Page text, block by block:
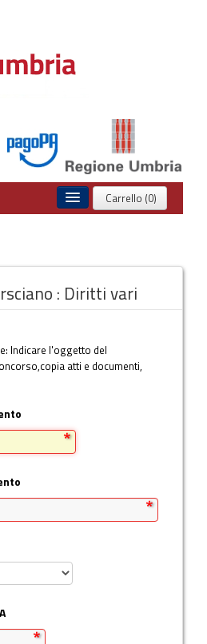
Carrello (0)
: Diritti vari
Indicare l'oggetto del
atti e documenti,